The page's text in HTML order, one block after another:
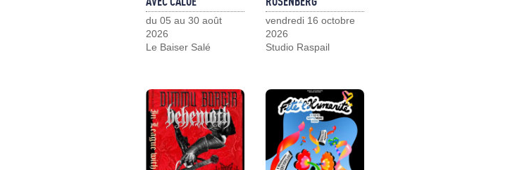
du 05 au 30 août
2026
Le Baiser Salé
vendredi 16 octobre
2026
Studio Raspail